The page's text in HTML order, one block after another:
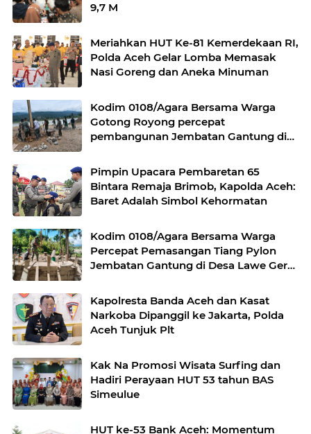
9,7 M
Meriahkan HUT Ke-81 Kemerdekaan RI,
Polda Aceh Gelar Lomba Memasak
Nasi Goreng dan Aneka Minuman
Kodim 0108/Agara Bersama Warga
Gotong Royong percepat
pembangunan Jembatan Gantung di
Pimpin Upacara Pembaretan 65
Bintara Remaja Brimob, Kapolda Aceh:
Baret Adalah Simbol Kehormatan
Kodim 0108/Agara Bersama Warga
Percepat Pemasangan Tiang Pylon
Jembatan Gantung di Desa Lawe Ger-
Kapolresta Banda Aceh dan Kasat
Narkoba Dipanggil ke Jakarta, Polda
Aceh Tunjuk Plt
Kak Na Promosi Wisata Surfing dan
Hadiri Perayaan HUT 53 tahun BAS
Simeulue
HUT ke-53 Bank Aceh: Momentum